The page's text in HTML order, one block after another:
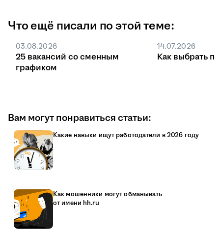
Что ещё писали по этой теме:
03.08.2026
25 вакансий со сменным
графиком
14.07.2026
Как выбрать
Вам могут понравиться статьи:
Какие навыки ищут работодатели в 2026 году
Как мошенники могут обманывать
от имени hh.ru